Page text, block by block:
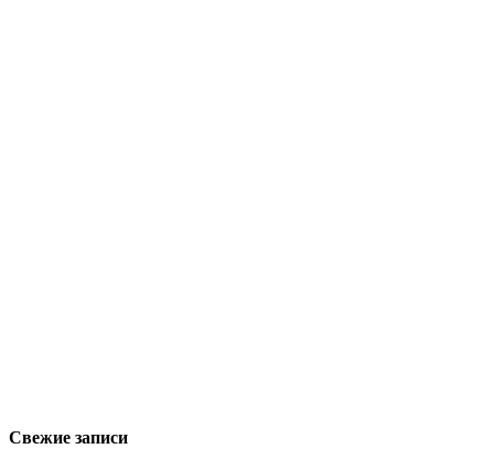
Свежие записи